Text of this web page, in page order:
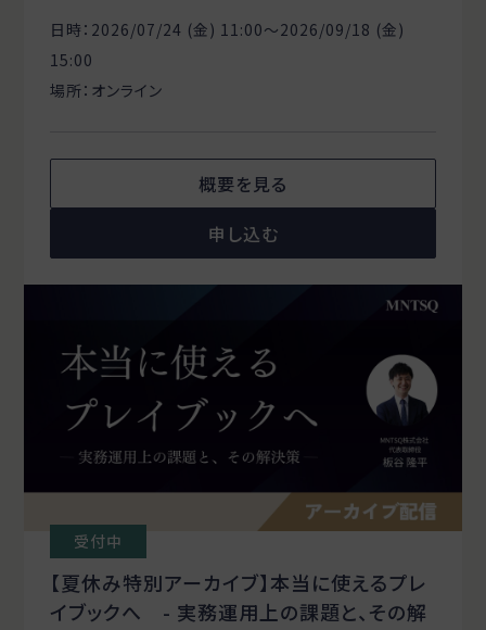
日時：2026/07/24 (金) 11:00〜2026/09/18 (金)
15:00
場所：オンライン
概要を見る
申し込む
受付中
【夏休み特別アーカイブ】本当に使えるプレ
イブックへ - 実務運用上の課題と、その解